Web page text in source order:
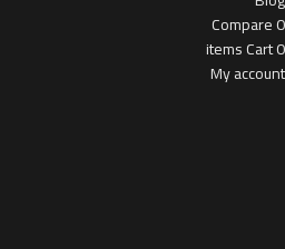
0
Compare
0
itemsCart
My account